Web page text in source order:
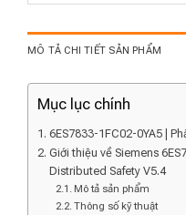
MÔ TẢ CHI TIẾT SẢN PHẨM
Mục lục chính
6ES7833-1FC02-0YA5 |
Giới thiệu về Siemens
Distributed Safety V5.4
Mô tả sản phẩm
Thông số kỹ thuật